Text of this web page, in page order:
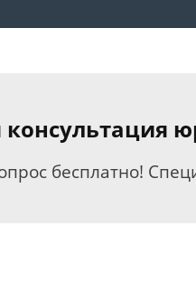
консультация
бесплатно!